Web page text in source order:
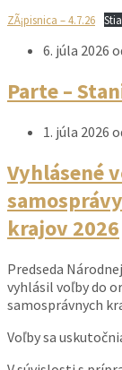
ZÃ¡pisnica – 4.7.26
6. júla 2026
Parte –
1. júla 2026
Vyhlásené
krajov 2026
Predseda
vyhlásil voľby do
samosprávnych
Voľby sa